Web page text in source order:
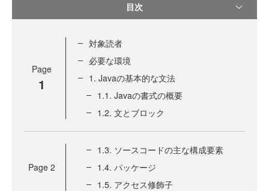
目次
Page
1
対象読者
必要な環境
1. Javaの基本的な文法
1.1. Javaの書式の概要
1.2. 文とブロック
Page 2
1.3. ソースコードの主な構成要素
1.4. パッケージ
1.5. アクセス修飾子